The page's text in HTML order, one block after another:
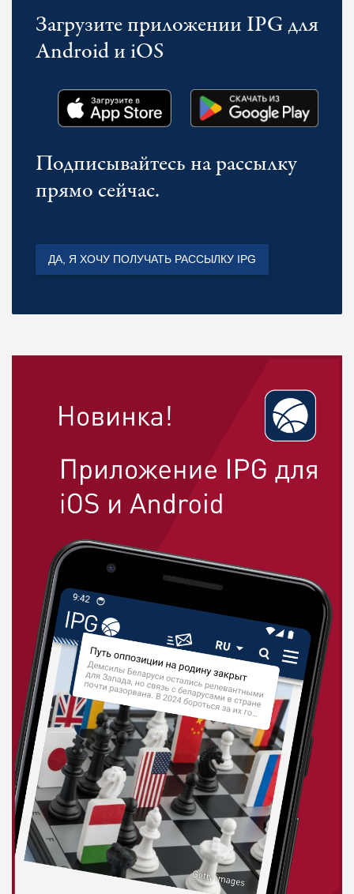
Загрузите приложении IPG для
Android и iOS
Подписывайтесь на рассылку
прямо сейчас.
ДА, Я ХОЧУ ПОЛУЧАТЬ РАССЫЛКУ IPG